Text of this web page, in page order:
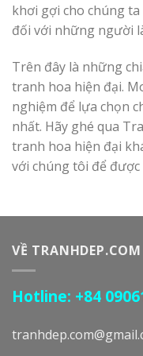
khơi gợi cho chúng
đối với những người
Trên đây là những
tranh hoa hiện đại.
nghiệm để lựa chọn
nhất. Hãy ghé qua
tranh hoa hiện đại
với chúng tôi để
VỀ TRANHDEP.COM
Hotline: +84